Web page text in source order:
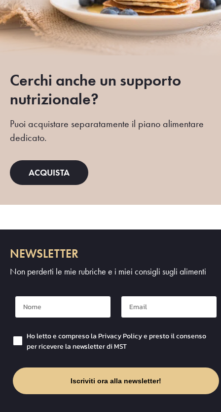
Cerchi anche un supporto
nutrizionale?
Puoi acquistare separatamente il piano alimentare
dedicato.
ACQUISTA
NEWSLETTER
Non perderti le mie rubriche e i miei consigli sugli alimenti
Nome Mail
Checkbox Privacy
Ho letto e compreso la Privacy Policy e presto il consenso
per ricevere la newsletter di MST
Iscriviti ora alla newsletter!